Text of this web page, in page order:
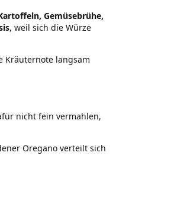
Gemüsebrühe,
, weil sich die Würze
Kräuternote langsam
nicht fein vermahlen,
Oregano verteilt sich